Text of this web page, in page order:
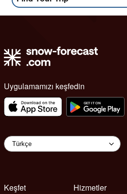
Uygulamamızı keşfedin
Keşfet
Hizmetler